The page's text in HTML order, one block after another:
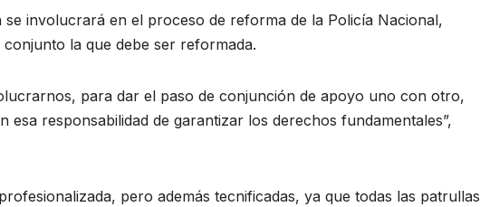
involucrará en el proceso de reforma de la Policía Nacional,
la que debe ser reformada.
para dar el paso de conjunción de apoyo uno con otro,
esa responsabilidad de garantizar los derechos fundamentales”,
pero además tecnificadas, ya que todas las patrullas